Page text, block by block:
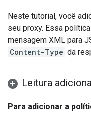
Neste tutorial, você
seu proxy. Essa
mensagem XML para
Content-Type da
Leitura
Para adicionar a